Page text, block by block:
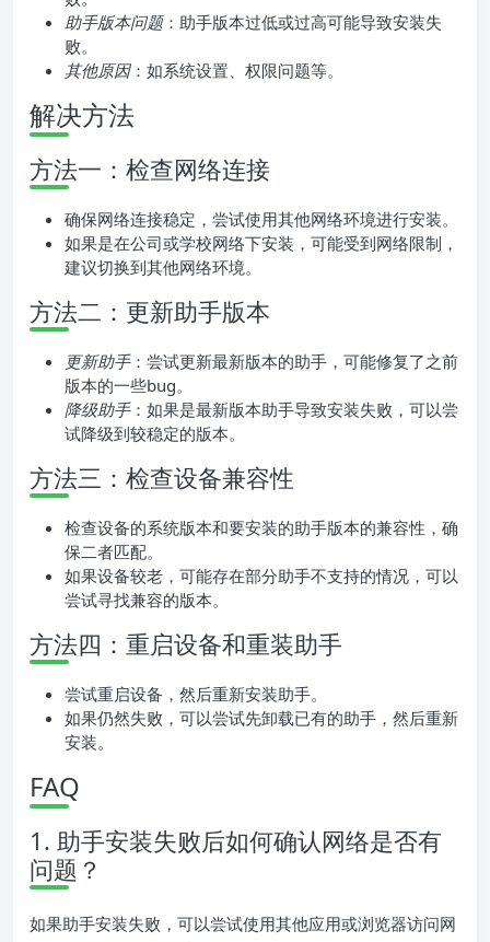
助手版本问题：助手版本过低或过高可能导致安装失
败。
其他原因：如系统设置、权限问题等。
解决方法
方法一：检查网络连接
确保网络连接稳定，尝试使用其他网络环境进行安装。
如果是在公司或学校网络下安装，可能受到网络限制，
建议切换到其他网络环境。
方法二：更新助手版本
更新助手：尝试更新最新版本的助手，可能修复了之前
版本的一些bug。
降级助手：如果是最新版本助手导致安装失败，可以尝
试降级到较稳定的版本。
方法三：检查设备兼容性
检查设备的系统版本和要安装的助手版本的兼容性，确
保二者匹配。
如果设备较老，可能存在部分助手不支持的情况，可以
尝试寻找兼容的版本。
方法四：重启设备和重装助手
尝试重启设备，然后重新安装助手。
如果仍然失败，可以尝试先卸载已有的助手，然后重新
安装。
FAQ
1. 助手安装失败后如何确认网络是否有
问题？
如果助手安装失败，可以尝试使用其他应用或浏览器访问网